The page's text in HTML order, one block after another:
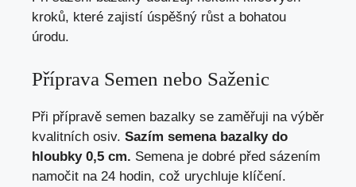
kroků, které zajistí úspěšný růst a bohatou
úrodu.
Příprava Semen nebo Saženic
Při přípravě semen bazalky se zaměřuji na výběr
kvalitních osiv. Sazím semena bazalky do
hloubky 0,5 cm. Semena je dobré před sázením
namočit na 24 hodin, což urychluje klíčení.